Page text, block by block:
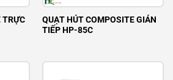
TRỰC
QUẠT HÚT COMPOSITE GIÁN
TIẾP HP-85C